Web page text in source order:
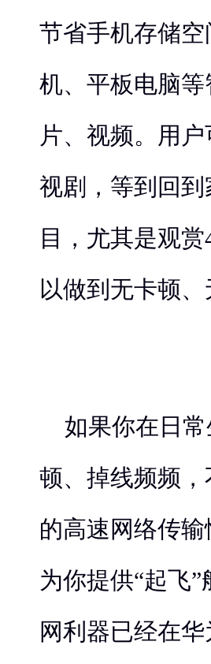
节省手机存储
机、平板电脑
片、视频。用
视剧，等到回
目，尤其是观
以做到无卡顿、
如果你在日
顿、掉线频频
的高速网络传
为你提供“起飞
网利器已经在